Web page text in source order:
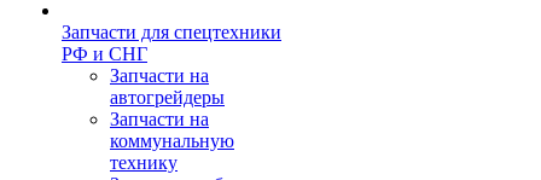
Запчасти для спецтехники
РФ и СНГ
Запчасти на
автогрейдеры
Запчасти на
коммунальную
технику